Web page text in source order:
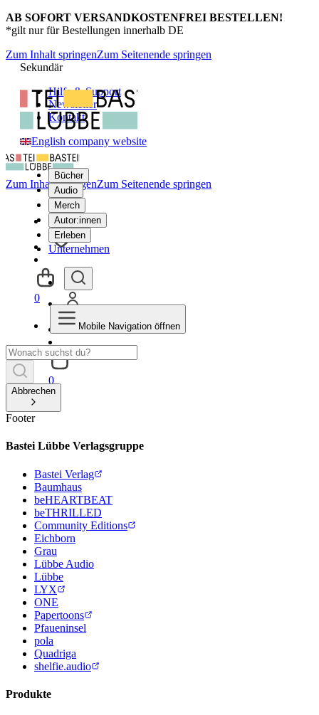
AB SOFORT VERSANDKOSTENFREI BESTELLEN!
*gilt nur für Bestellungen innerhalb DE
Zum Inhalt springenZum Seitenende springen
Sekundär
Hilfe & Support
Newsletter
Kontakt
English company website
Bücher
Audio
Merch
Autor:innen
Erleben
Unternehmen
0
Zum Inhalt springenZum Seitenende springen
0
Mobile Navigation öffnen
Abbrechen
Footer
Bastei Lübbe Verlagsgruppe
Bastei Verlag
Baumhaus
beHEARTBEAT
beTHRILLED
Community Editions
Eichborn
Grau
Lübbe Audio
Lübbe
LYX
ONE
Papertoons
Pfaueninsel
pola
Quadriga
shelfie.audio
Produkte